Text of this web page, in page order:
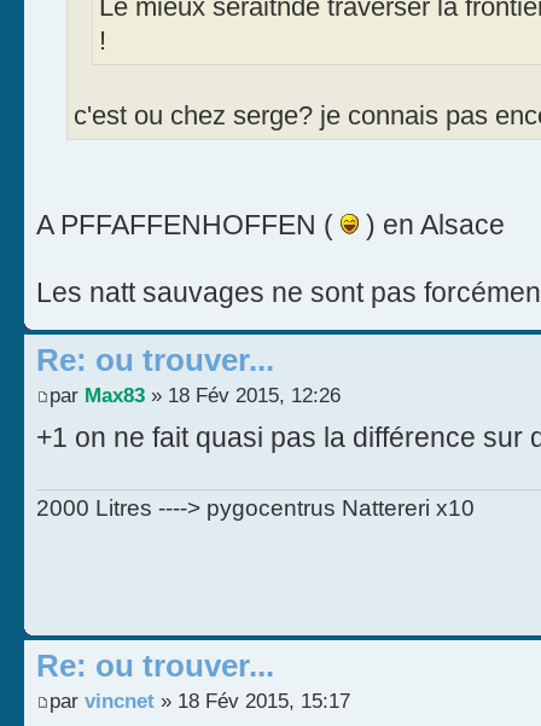
Le mieux seraitnde traverser la
!
c'est ou chez serge? je connais pas
A PFFAFFENHOFFEN ( ) en Alsace
Les natt sauvages ne sont pas
Re: ou trouver...
par Max83 » 18 Fév 2015, 12:26
+1 on ne fait quasi pas la différence sur
2000 Litres ----> pygocentrus Nattereri x10
Re: ou trouver...
par vincnet » 18 Fév 2015, 15:17